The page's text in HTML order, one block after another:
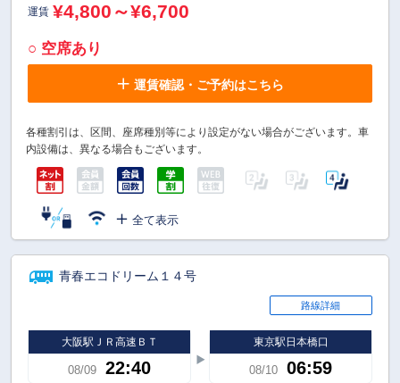
運賃 ¥4,800～¥6,700
○ 空席あり
運賃確認・ご予約はこちら
各種割引は、区間、座席種別等により設定がない場合がございます。車
内設備は、異なる場合もございます。
全て表示
青春エコドリーム１４号
路線詳細
大阪駅ＪＲ高速ＢＴ
08/09 22:40
東京駅日本橋口
08/10 06:59